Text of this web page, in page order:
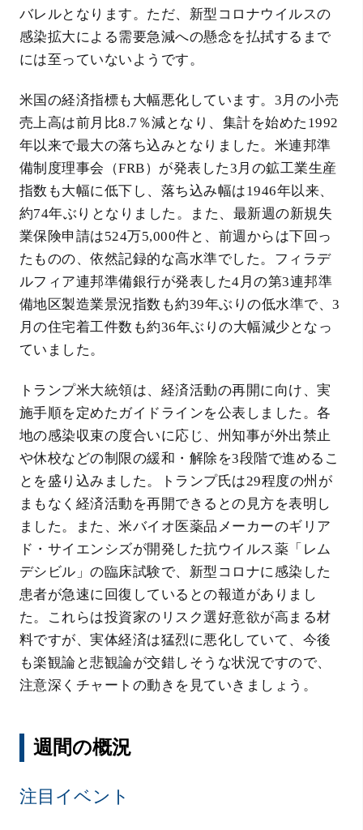
バレルとなります。ただ、新型コロナウイルスの
感染拡大による需要急減への懸念を払拭するまで
には至っていないようです。
米国の経済指標も大幅悪化しています。3月の小売
売上高は前月比8.7％減となり、集計を始めた1992
年以来で最大の落ち込みとなりました。米連邦準
備制度理事会（FRB）が発表した3月の鉱工業生産
指数も大幅に低下し、落ち込み幅は1946年以来、
約74年ぶりとなりました。また、最新週の新規失
業保険申請は524万5,000件と、前週からは下回っ
たものの、依然記録的な高水準でした。フィラデ
ルフィア連邦準備銀行が発表した4月の第3連邦準
備地区製造業景況指数も約39年ぶりの低水準で、3
月の住宅着工件数も約36年ぶりの大幅減少となっ
ていました。
トランプ米大統領は、経済活動の再開に向け、実
施手順を定めたガイドラインを公表しました。各
地の感染収束の度合いに応じ、州知事が外出禁止
や休校などの制限の緩和・解除を3段階で進めるこ
とを盛り込みました。トランプ氏は29程度の州が
まもなく経済活動を再開できるとの見方を表明し
ました。また、米バイオ医薬品メーカーのギリア
ド・サイエンシズが開発した抗ウイルス薬「レム
デシビル」の臨床試験で、新型コロナに感染した
患者が急速に回復しているとの報道がありまし
た。これらは投資家のリスク選好意欲が高まる材
料ですが、実体経済は猛烈に悪化していて、今後
も楽観論と悲観論が交錯しそうな状況ですので、
注意深くチャートの動きを見ていきましょう。
週間の概況
注目イベント